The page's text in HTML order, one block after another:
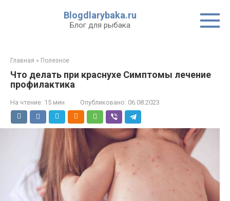
Blogdlarybaka.ru
Блог для рыбака
Главная » Полезное
Что делать при краснухе Симптомы лечение
профилактика
На чтение: 15 мин Опубликовано: 06.08.2023